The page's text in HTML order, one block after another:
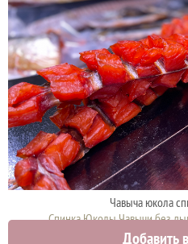
Чавыча юкола
Спинка Юколы Чавычи без
2400
Добавить